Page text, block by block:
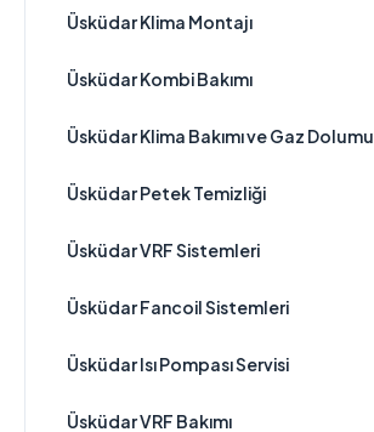
Üsküdar Klima Montajı
Üsküdar Kombi Bakımı
Üsküdar Klima Bakımı ve Gaz Dolumu
Üsküdar Petek Temizliği
Üsküdar VRF Sistemleri
Üsküdar Fancoil Sistemleri
Üsküdar Isı Pompası Servisi
Üsküdar VRF Bakımı